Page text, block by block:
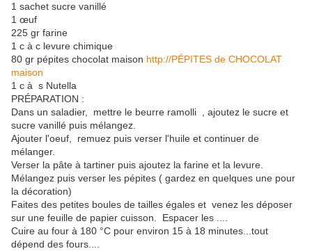
1 sachet sucre vanillé
1 œuf
225 gr farine
1 c à c levure chimique
80 gr pépites chocolat maison http://PÉPITES de CHOCOLAT
maison
1 c à s Nutella
PRÉPARATION :
Dans un saladier, mettre le beurre ramolli , ajoutez le sucre et
sucre vanillé puis mélangez.
Ajouter l'oeuf, remuez puis verser l'huile et continuer de
mélanger.
Verser la pâte à tartiner puis ajoutez la farine et la levure.
Mélangez puis verser les pépites ( gardez en quelques une pour
la décoration)
Faites des petites boules de tailles égales et venez les déposer
sur une feuille de papier cuisson. Espacer les ....
Cuire au four à 180 °C pour environ 15 à 18 minutes...tout
dépend des fours....